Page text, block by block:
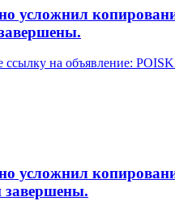
ссылку на объявление:
завершены.